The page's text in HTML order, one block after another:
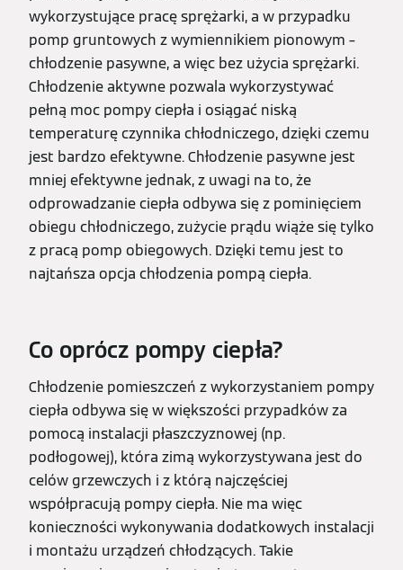
wykorzystujące pracę sprężarki, a w przypadku
pomp gruntowych z wymiennikiem pionowym –
chłodzenie pasywne, a więc bez użycia sprężarki.
Chłodzenie aktywne pozwala wykorzystywać
pełną moc pompy ciepła i osiągać niską
temperaturę czynnika chłodniczego, dzięki czemu
jest bardzo efektywne. Chłodzenie pasywne jest
mniej efektywne jednak, z uwagi na to, że
odprowadzanie ciepła odbywa się z pominięciem
obiegu chłodniczego, zużycie prądu wiąże się tylko
z pracą pomp obiegowych. Dzięki temu jest to
najtańsza opcja chłodzenia pompą ciepła.
Co oprócz pompy ciepła?
Chłodzenie pomieszczeń z wykorzystaniem pompy
ciepła odbywa się w większości przypadków za
pomocą instalacji płaszczyznowej (np.
podłogowej), która zimą wykorzystywana jest do
celów grzewczych i z którą najczęściej
współpracują pompy ciepła. Nie ma więc
konieczności wykonywania dodatkowych instalacji
i montażu urządzeń chłodzących. Takie